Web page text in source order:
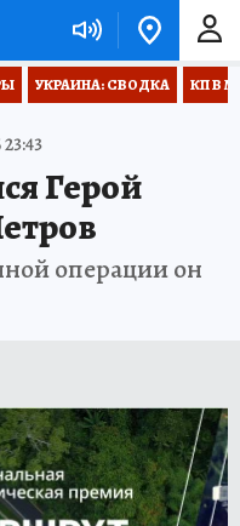
УКРАИНА: СВОДКА КП В
Герой
операции он